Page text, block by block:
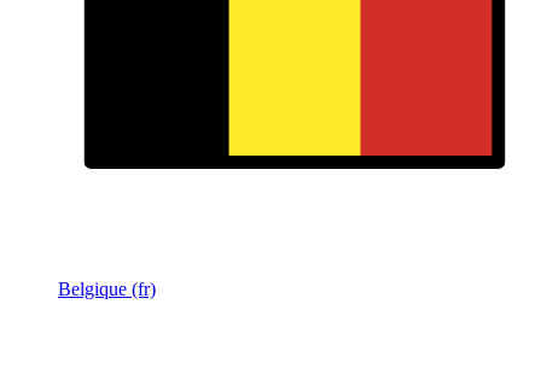
Belgique (fr)